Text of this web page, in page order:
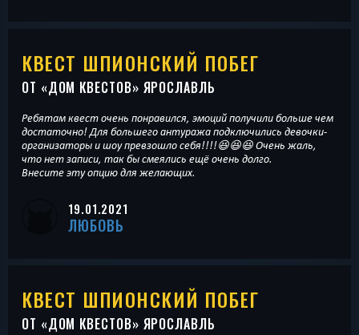
КВЕСТ ШПИОНСКИЙ ПОБЕГ
ОТ «ДОМ КВЕСТОВ» ЯРОСЛАВЛЬ
Ребятам квест очень понравился, эмоций получили больше чем
достаточно! Для большего антуража подключились девочки-
организаторы и шоу превзошло себя!!!!😆😆😆 Очень жаль,
что нет записи, так бы смеялись ещё очень долго.
Внесите эту опцию для желающих.
19.01.2021
ЛЮБОВЬ
КВЕСТ ШПИОНСКИЙ ПОБЕГ
ОТ «ДОМ КВЕСТОВ» ЯРОСЛАВЛЬ